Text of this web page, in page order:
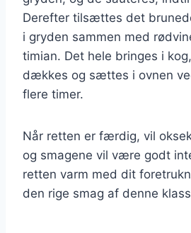
Derefter tilsættes det
i gryden sammen med
timian. Det hele bringes i
dækkes og sættes i ovnen
flere timer.
Når retten er færdig, vil
og smagene vil være godt
retten varm med dit
den rige smag af denne